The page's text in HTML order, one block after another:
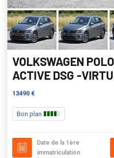
VOLKSWAGEN
ACTIVE DSG -
13490 €
Bon plan
Date de la 1ère
immatriculation